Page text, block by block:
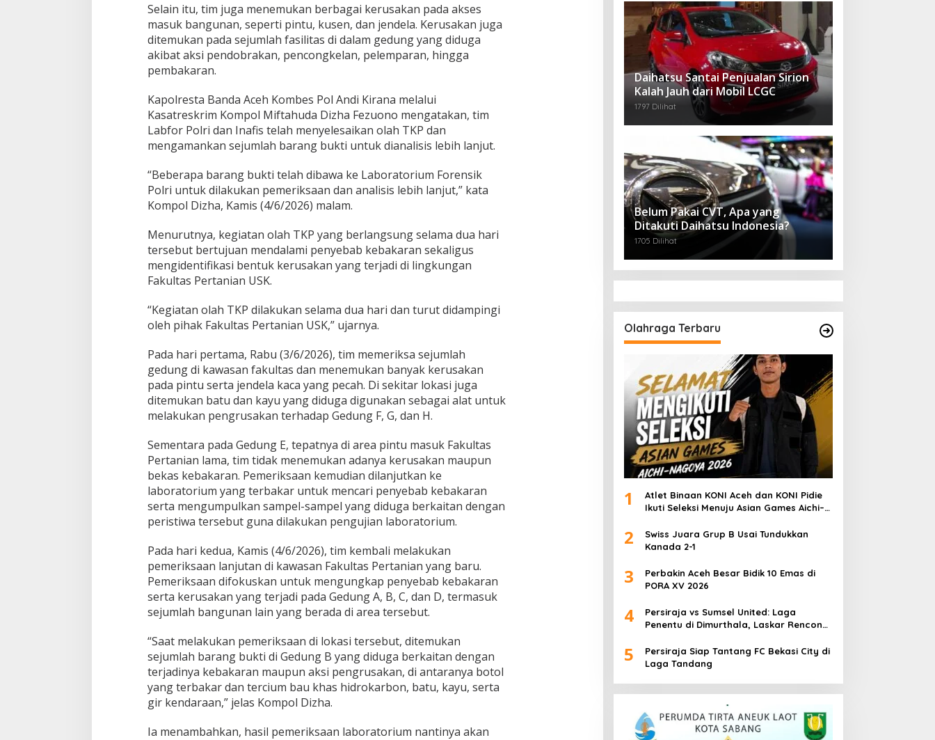
k
r
i
m
P
r
e
s
t
a
a
n
d
a
c
e
h
O
l
h
T
P
d
F
a
k
u
t
a
s
P
e
r
t
n
i
a
n
U
S
,
T
e
m
u
k
B
Selain itu, tim juga menemukan berbagai kerusakan pada akses
masuk bangunan, seperti pintu, kusen, dan jendela. Kerusakan juga
ditemukan pada sejumlah fasilitas di dalam gedung yang diduga
akibat aksi pendobrakan, pencongkelan, pelemparan, hingga
pembakaran.
Kapolresta Banda Aceh Kombes Pol Andi Kirana melalui
Kasatreskrim Kompol Miftahuda Dizha Fezuono mengatakan, tim
Labfor Polri dan Inafis telah menyelesaikan olah TKP dan
mengamankan sejumlah barang bukti untuk dianalisis lebih lanjut.
“Beberapa barang bukti telah dibawa ke Laboratorium Forensik
Polri untuk dilakukan pemeriksaan dan analisis lebih lanjut,” kata
Kompol Dizha, Kamis (4/6/2026) malam.
Menurutnya, kegiatan olah TKP yang berlangsung selama dua hari
tersebut bertujuan mendalami penyebab kebakaran sekaligus
mengidentifikasi bentuk kerusakan yang terjadi di lingkungan
Fakultas Pertanian USK.
“Kegiatan olah TKP dilakukan selama dua hari dan turut didampingi
oleh pihak Fakultas Pertanian USK,” ujarnya.
Pada hari pertama, Rabu (3/6/2026), tim memeriksa sejumlah
gedung di kawasan fakultas dan menemukan banyak kerusakan
pada pintu serta jendela kaca yang pecah. Di sekitar lokasi juga
ditemukan batu dan kayu yang diduga digunakan sebagai alat untuk
melakukan pengrusakan terhadap Gedung F, G, dan H.
Sementara pada Gedung E, tepatnya di area pintu masuk Fakultas
Pertanian lama, tim tidak menemukan adanya kerusakan maupun
bekas kebakaran. Pemeriksaan kemudian dilanjutkan ke
laboratorium yang terbakar untuk mencari penyebab kebakaran
serta mengumpulkan sampel-sampel yang diduga berkaitan dengan
peristiwa tersebut guna dilakukan pengujian laboratorium.
Pada hari kedua, Kamis (4/6/2026), tim kembali melakukan
pemeriksaan lanjutan di kawasan Fakultas Pertanian yang baru.
Pemeriksaan difokuskan untuk mengungkap penyebab kebakaran
serta kerusakan yang terjadi pada Gedung A, B, C, dan D, termasuk
sejumlah bangunan lain yang berada di area tersebut.
“Saat melakukan pemeriksaan di lokasi tersebut, ditemukan
sejumlah barang bukti di Gedung B yang diduga berkaitan dengan
terjadinya kebakaran maupun aksi pengrusakan, di antaranya botol
yang terbakar dan tercium bau khas hidrokarbon, batu, kayu, serta
gir kendaraan,” jelas Kompol Dizha.
Ia menambahkan, hasil pemeriksaan laboratorium nantinya akan
Daihatsu Santai Penjualan Sirion
Kalah Jauh dari Mobil LCGC
1797 Dilihat
Belum Pakai CVT, Apa yang
Ditakuti Daihatsu Indonesia?
1705 Dilihat
Olahraga Terbaru
1
Atlet Binaan KONI Aceh dan KONI Pidie
Ikuti Seleksi Menuju Asian Games Aichi–
2
Swiss Juara Grup B Usai Tundukkan
Kanada 2-1
3
Perbakin Aceh Besar Bidik 10 Emas di
PORA XV 2026
4
Persiraja vs Sumsel United: Laga
Penentu di Dimurthala, Laskar Rencong
5
Persiraja Siap Tantang FC Bekasi City di
Laga Tandang